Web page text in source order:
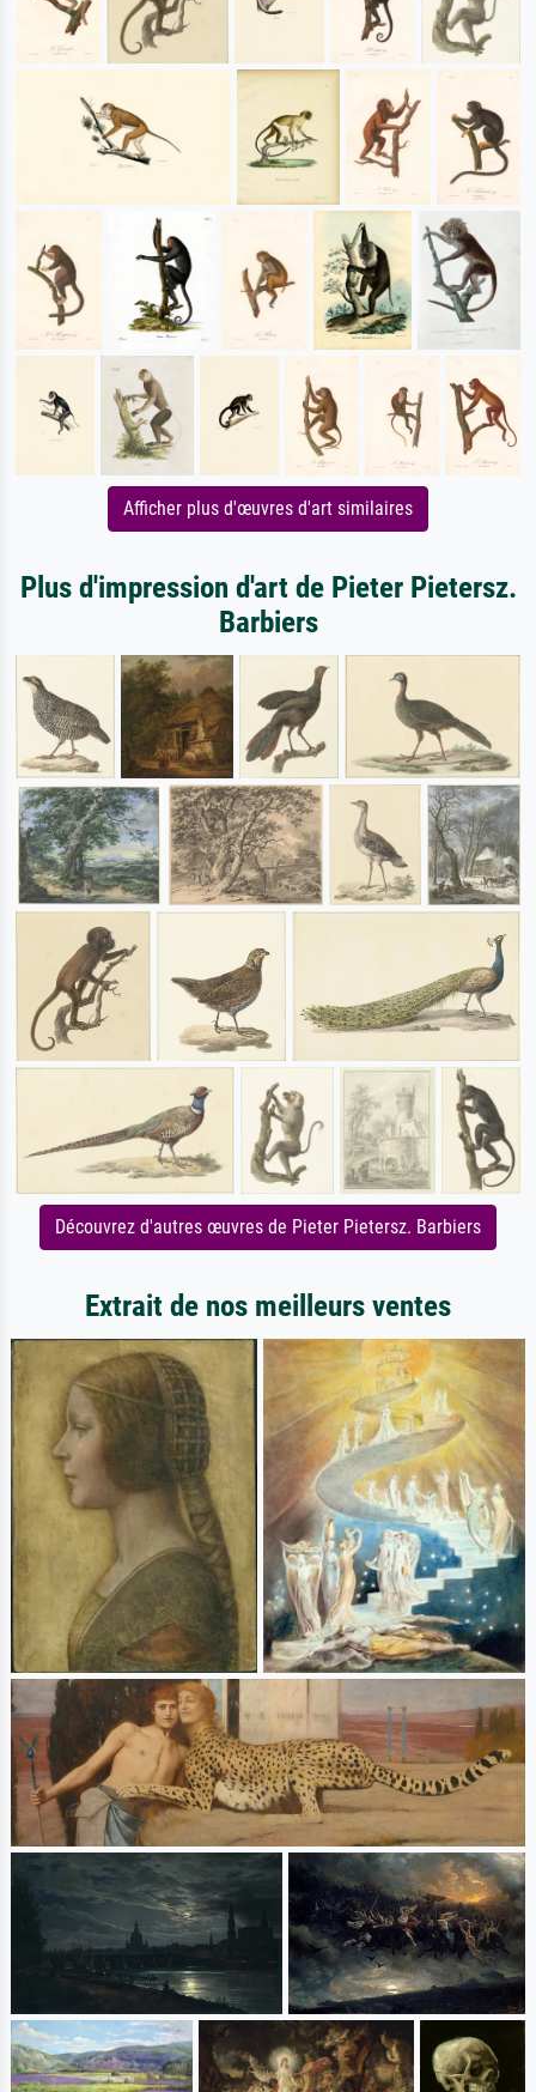
Afficher plus d'œuvres d'art similaires
Plus d'impression d'art de Pieter Pietersz.
Barbiers
Découvrez d'autres œuvres de Pieter Pietersz. Barbiers
Extrait de nos meilleurs ventes